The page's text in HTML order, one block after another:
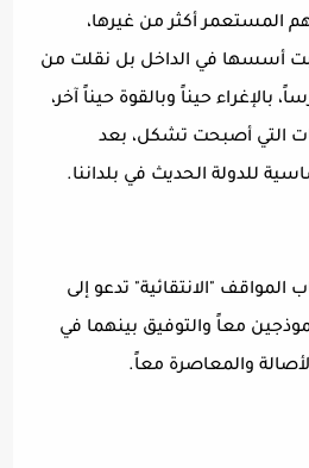
المستعمر أكثر من غيرها،
أسسها في الداخل بل نقلت من
بالإغراء حيناً وبالقوة حيناً آخر،
التي أصبحت تشكل، بعد
للدولة الحديث في بلداننا.
"الانتقائية" تدعو إلى
معاً والتوفيق بينهما في
والمعاصرة معاً.